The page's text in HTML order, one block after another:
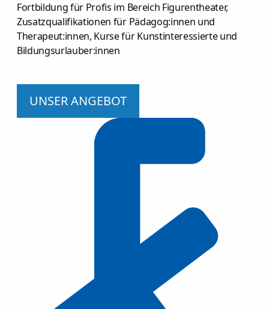
Fortbildung für Profis im Bereich Figurentheater,
Zusatzqualifikationen für Pädagog:innen und
Therapeut:innen, Kurse für Kunstinteressierte und
Bildungsurlauber:innen
UNSER ANGEBOT